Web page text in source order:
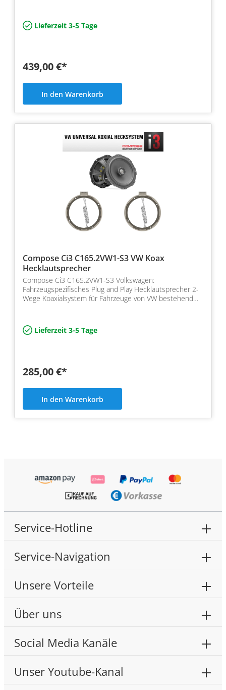
Lieferzeit 3-5 Tage
439,00 €*
In den Warenkorb
Compose Ci3 C165.2VW1-S3 VW Koax
Hecklautsprecher
Compose Ci3 C165.2VW1-S3 Volkswagen:
Fahrzeugspezifisches Plug and Play Hecklautsprecher 2-
Wege Koaxialsystem für Fahrzeuge von VW bestehend
Lieferzeit 3-5 Tage
285,00 €*
In den Warenkorb
Service-Hotline
Service-Navigation
Unsere Vorteile
Über uns
Social Media Kanäle
Unser Youtube-Kanal